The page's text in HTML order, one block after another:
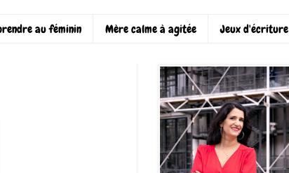
au féminin Mère calme à agitée Jeux d'écriture